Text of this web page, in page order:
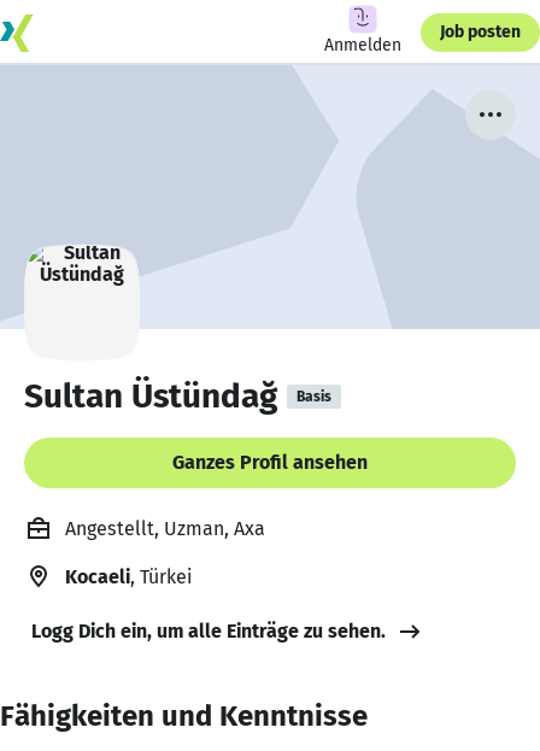
Anmelden
Job posten
Sultan Üstündağ Basis
Ganzes Profil ansehen
Angestellt, Uzman, Axa
Kocaeli, Türkei
Logg Dich ein, um alle Einträge zu sehen.
Fähigkeiten und Kenntnisse